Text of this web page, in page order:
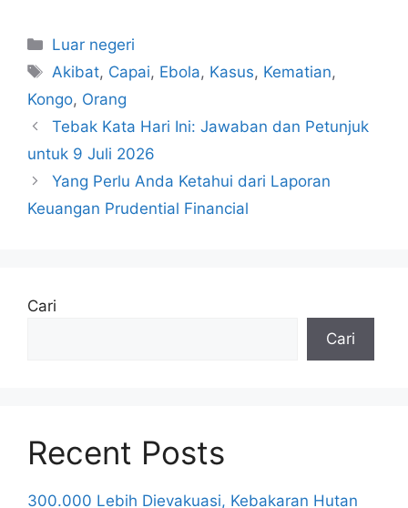
Kategori
Luar negeri
Tag
Akibat, Capai, Ebola, Kasus, Kematian,
Kongo, Orang
Tebak Kata Hari Ini: Jawaban dan Petunjuk
untuk 9 Juli 2026
Yang Perlu Anda Ketahui dari Laporan
Keuangan Prudential Financial
Cari
Cari
Recent Posts
300.000 Lebih Dievakuasi, Kebakaran Hutan